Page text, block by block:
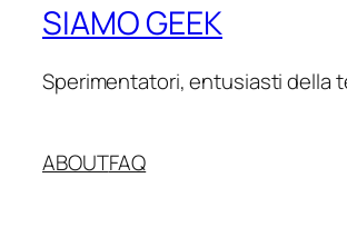
SIAMO GEEK
Sperimentatori, entusiasti della
ABOUTFAQ